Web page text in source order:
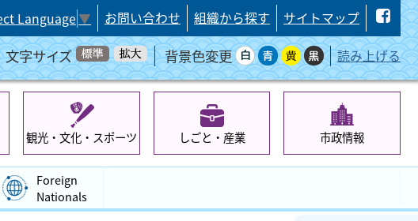
Language▼ お問い合わせ 組織から探す サイトマップ
文字サイズ 背景色変更 読み上げる
観光・文化・スポーツ しごと・産業 市政情報
Foreign
Nationals